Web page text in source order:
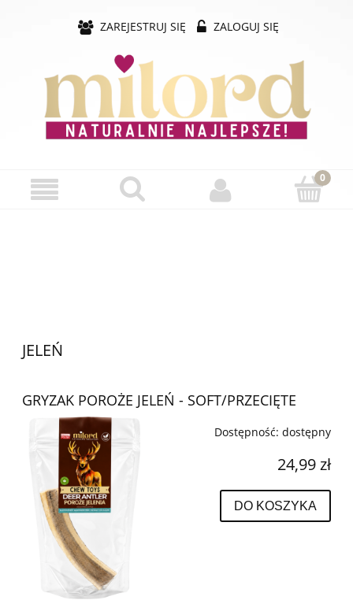
ZAREJESTRUJ SIĘ ZALOGUJ SIĘ
JELEŃ
GRYZAK POROŻE JELEŃ - SOFT/PRZECIĘTE
Dostępność: dostępny
24,99 zł
DO KOSZYKA